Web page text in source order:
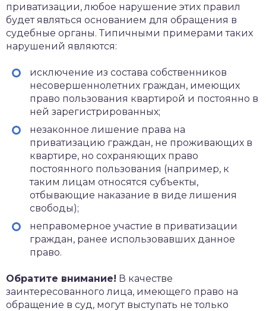
приватизации, любое нарушение этих правил
будет являться основанием для обращения в
судебные органы. Типичными примерами таких
нарушений являются:
исключение из состава собственников
несовершеннолетних граждан, имеющих
право пользования квартирой и постоянно в
ней зарегистрированных;
незаконное лишение права на
приватизацию граждан, не проживающих в
квартире, но сохраняющих право
постоянного пользования (например, к
таким лицам относятся субъекты,
отбывающие наказание в виде лишения
свободы);
неправомерное участие в приватизации
граждан, ранее использовавших данное
право.
Обратите внимание! В качестве
заинтересованного лица, имеющего право на
обращение в суд, могут выступать не только